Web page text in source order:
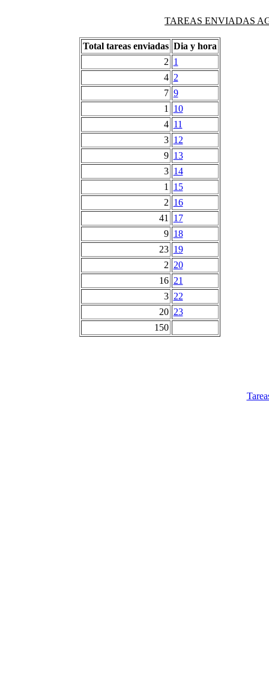
TAREAS ENVIADAS
Total tareas enviadas Dia y hora
2 1
4 2
7 9
1
10
4 11
3 12
9 13
3 14
1
15
2 16
41
17
9 18
23 19
2 20
16 21
3 22
20 23
150